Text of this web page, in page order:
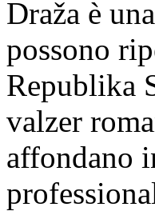
Draža è
possono
Republika
valzer
affondano